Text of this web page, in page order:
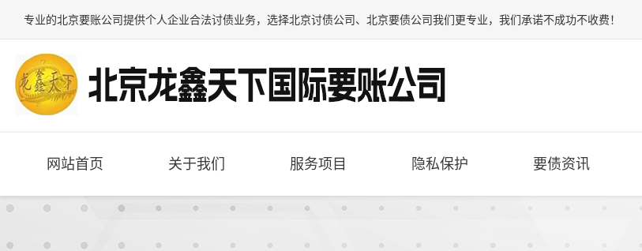
专业的北京要账公司提供个人企业合法讨债业务，选择北京讨债公司、 北京要债公司我们更专业，我们承诺不成功不收费！
网站首页 关于我们 服务项目 隐私保护 要债资讯